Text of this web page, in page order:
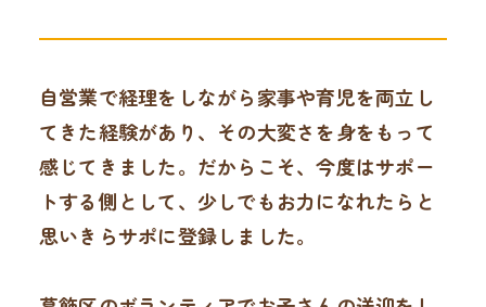
自営業で経理をしながら家事や育児を両立し
てきた経験があり、その大変さを身をもって
感じてきました。だからこそ、今度はサポー
トする側として、少しでもお力になれたらと
思いきらサポに登録しました。